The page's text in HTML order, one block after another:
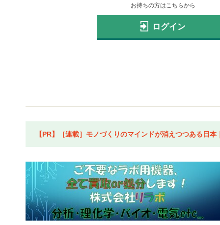
お持ちの方はこちらから
ログイン
【PR】［連載］モノづくりのマインドが消えつつある日